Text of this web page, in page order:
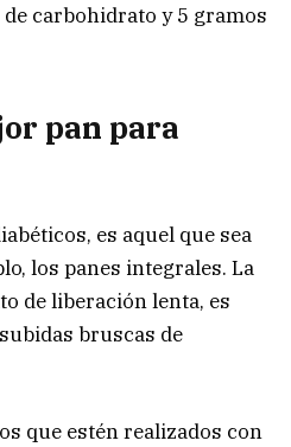
carbohidrato y 5 gramos
pan para
es aquel que sea
los panes integrales. La
de liberación lenta, es
bruscas de
que estén realizados con